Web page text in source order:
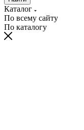
Каталог
По всему сайту
По каталогу